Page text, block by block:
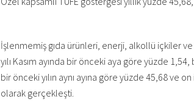
İşlenmemiş gıda ürünleri, enerji, alkollü içkiler
yılı Kasım ayında bir önceki aya göre yüzde
bir önceki yılın aynı ayına göre yüzde 45,68 ve
olarak gerçekleşti.